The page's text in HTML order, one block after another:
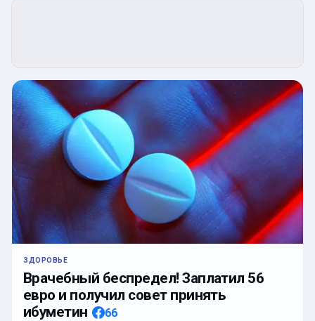
ЗДОРОВЬЕ
Врачебный беспредел! Заплатил 56
евро и получил совет принять
ибуметин
66